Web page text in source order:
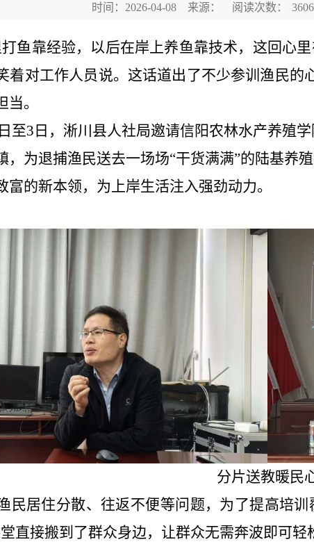
时间：2026-04-08 来源： 阅读次数： 3606
鱼靠经验，以后在岸上养鱼靠技术，这回心
着对工作人员说。这话道出了不少参训渔民的
。
至3日， 淅川 县人社局邀请信阳农林水产养殖
，为退捕渔民送去一场场“干货满满”的陆基养
富的新本领， 为上岸生活注入强劲动力。
分片送教暖民
民居住分散、往返不便等问题，为了提高培训
直接搬到了群众身边， 让群众无需奔波即可轻